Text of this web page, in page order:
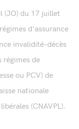
(JO) du 17 juillet
d'assurance
invalidité-décès
régimes de
ou PCV) de
nationale
(CNAVPL).